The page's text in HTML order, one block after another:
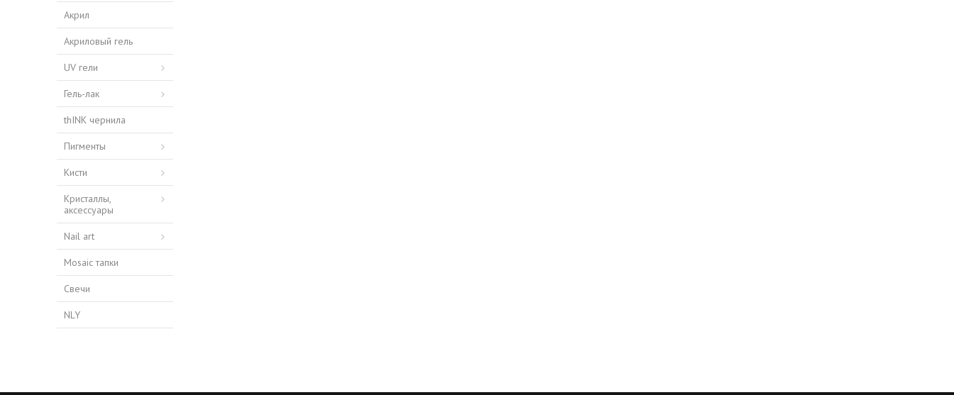
Акрил
Акриловый гель
UV гели
Гель-лак
thINK чернила
Пигменты
Кисти
Кристаллы,
аксессуары
Nail art
Mosaic тапки
Свечи
NLY